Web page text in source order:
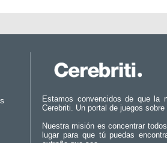
Estamos convencidos de que la
Cerebriti. Un portal de juegos
Nuestra misión es concentrar
lugar para que tú puedas